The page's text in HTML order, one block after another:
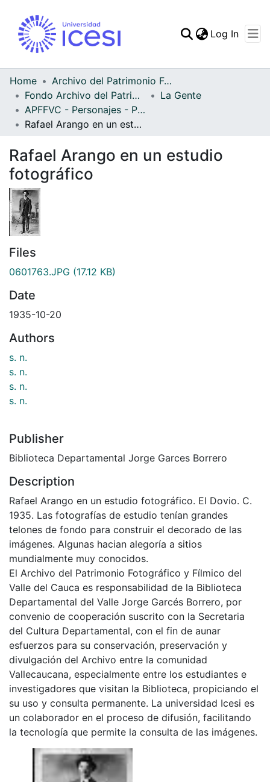
Statistics
Log In
Home
Archivo del Patrimonio Fotográfico y Fílmico del Valle del Cauca
Fondo Archivo del Patrimonio Fotográfico y Fílmico del Valle del Cauca
La Gente
APFFVC - Personajes - Patrimonial
Rafael Arango en un estudio fotográfico
Rafael Arango en un estudio
fotográfico
Files
0601763.JPG (17.12 KB)
Date
1935-10-20
Authors
s. n.
s. n.
s. n.
s. n.
Publisher
Biblioteca Departamental Jorge Garces Borrero
Description
Rafael Arango en un estudio fotográfico. El Dovio. C.
1935. Las fotografías de estudio tenían grandes
telones de fondo para construir el decorado de las
imágenes. Algunas hacian alegoría a sitios
mundialmente muy conocidos.
El Archivo del Patrimonio Fotográfico y Fílmico del
Valle del Cauca es responsabilidad de la Biblioteca
Departamental del Valle Jorge Garcés Borrero, por
convenio de cooperación suscrito con la Secretaria
del Cultura Departamental, con el fin de aunar
esfuerzos para su conservación, preservación y
divulgación del Archivo entre la comunidad
Vallecaucana, especialmente entre los estudiantes e
investigadores que visitan la Biblioteca, propiciando el
su uso y consulta permanente. La universidad Icesi es
un colaborador en el proceso de difusión, facilitando
la tecnología que permite la consulta de las imágenes.